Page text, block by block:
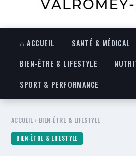
⌂ ACCUEIL
SANTÉ & MÉDICAL
BIEN-ÊTRE & LIFESTYLE
SPORT & PERFORMANCE
ACCUEIL › BIEN-ÊTRE & LIFESTYLE
BIEN-ÊTRE & LIFESTYLE